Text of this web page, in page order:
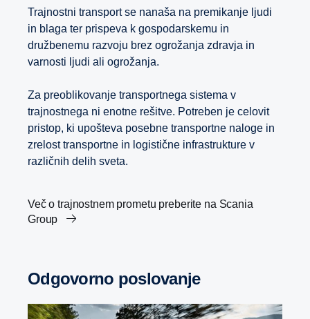
Trajnostni transport se nanaša na premikanje ljudi
in blaga ter prispeva k gospodarskemu in
družbenemu razvoju brez ogrožanja zdravja in
varnosti ljudi ali ogrožanja.
Za preoblikovanje transportnega sistema v
trajnostnega ni enotne rešitve. Potreben je celovit
pristop, ki upošteva posebne transportne naloge in
zrelost transportne in logistične infrastrukture v
različnih delih sveta.
Več o trajnostnem prometu preberite na Scania
Group
Odgovorno poslovanje